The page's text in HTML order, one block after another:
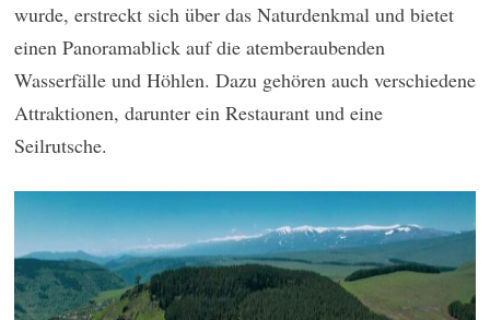
wurde, erstreckt sich über das Naturdenkmal und bietet
einen Panoramablick auf die atemberaubenden
Wasserfälle und Höhlen. Dazu gehören auch verschiedene
Attraktionen, darunter ein Restaurant und eine
Seilrutsche.